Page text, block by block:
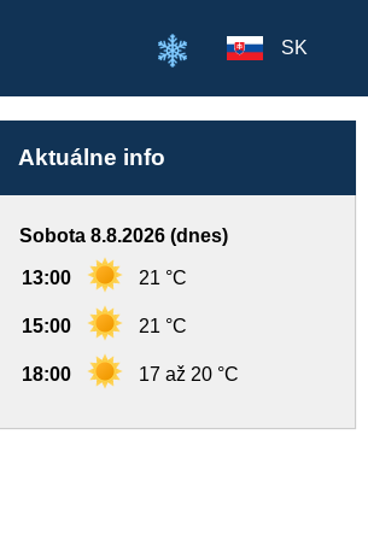
SK
Aktuálne info
Sobota 8.8.2026 (dnes)
13:00 21 °C
15:00 21 °C
18:00 17 až 20 °C